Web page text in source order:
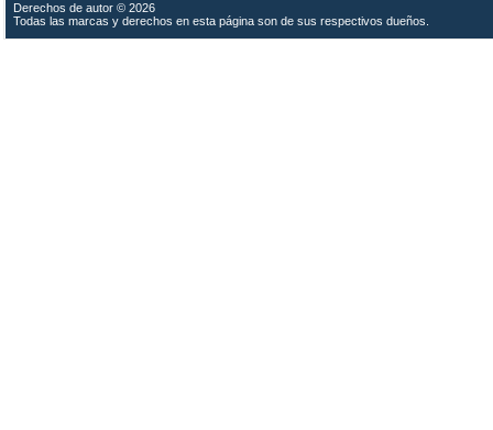
Derechos de autor © 2026
Todas las marcas y derechos en esta página son de sus respectivos dueños.